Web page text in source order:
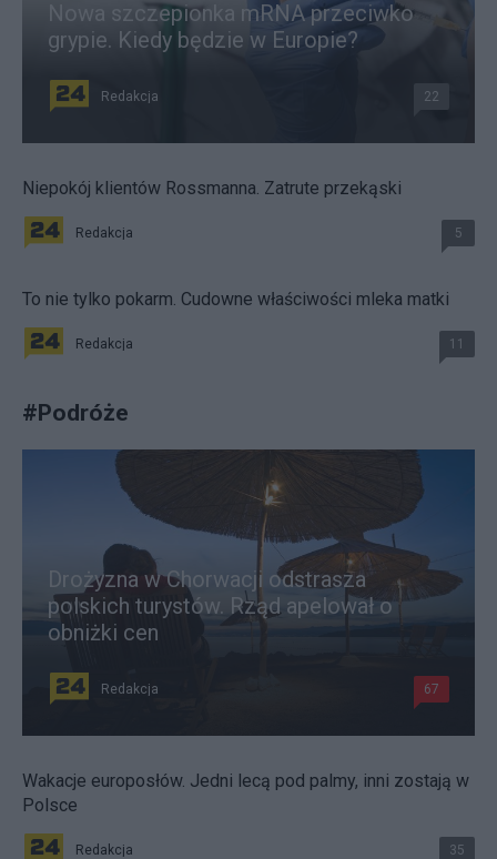
Nowa szczepionka mRNA przeciwko
grypie. Kiedy będzie w Europie?
Redakcja 22
Niepokój klientów Rossmanna. Zatrute przekąski
Redakcja 5
To nie tylko pokarm. Cudowne właściwości mleka matki
Redakcja 11
#Podróże
Drożyzna w Chorwacji odstrasza
polskich turystów. Rząd apelował o
obniżki cen
Redakcja 67
Wakacje europosłów. Jedni lecą pod palmy, inni zostają w
Polsce
Redakcja 35